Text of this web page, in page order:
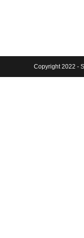
Copyright 2022 -